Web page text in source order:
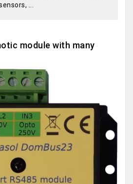
...
module with many